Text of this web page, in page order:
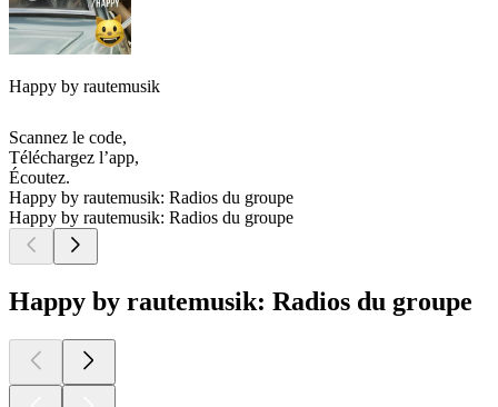
Happy by rautemusik
Scannez le code,
Téléchargez l’app,
Écoutez.
Happy by rautemusik: Radios du groupe
Happy by rautemusik: Radios du groupe
Happy by rautemusik: Radios du groupe